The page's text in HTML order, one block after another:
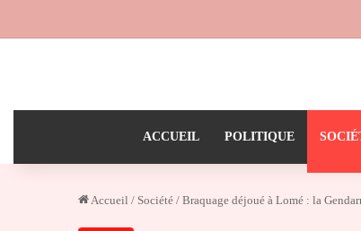
ACCUEIL POLITIQUE
Accueil / Société / Braquage déjoué à Lomé : la